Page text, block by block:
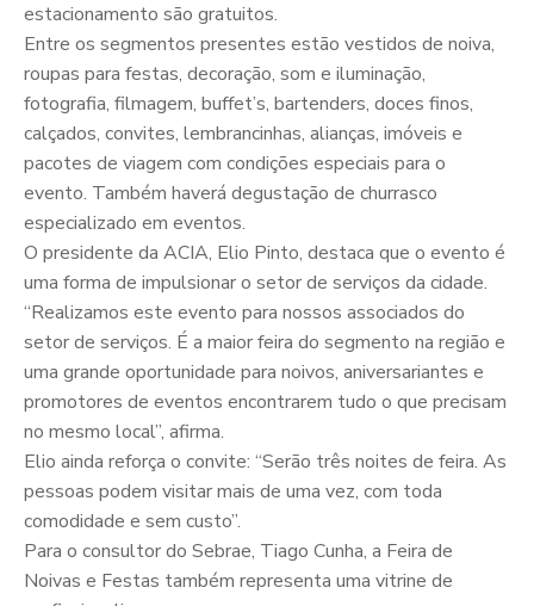
estacionamento são gratuitos.
Entre os segmentos presentes estão vestidos de noiva,
roupas para festas, decoração, som e iluminação,
fotografia, filmagem, buffet’s, bartenders, doces finos,
calçados, convites, lembrancinhas, alianças, imóveis e
pacotes de viagem com condições especiais para o
evento. Também haverá degustação de churrasco
especializado em eventos.
O presidente da ACIA, Elio Pinto, destaca que o evento é
uma forma de impulsionar o setor de serviços da cidade.
“Realizamos este evento para nossos associados do
setor de serviços. É a maior feira do segmento na região e
uma grande oportunidade para noivos, aniversariantes e
promotores de eventos encontrarem tudo o que precisam
no mesmo local”, afirma.
Elio ainda reforça o convite: “Serão três noites de feira. As
pessoas podem visitar mais de uma vez, com toda
comodidade e sem custo”.
Para o consultor do Sebrae, Tiago Cunha, a Feira de
Noivas e Festas também representa uma vitrine de